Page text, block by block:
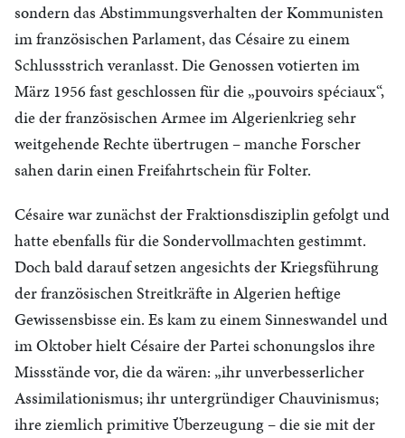
sondern das Abstimmungsverhalten der Kommunisten
im französischen Parlament, das Césaire zu einem
Schlussstrich veranlasst. Die Genossen votierten im
März 1956 fast geschlossen für die „pouvoirs spéciaux“,
die der französischen Armee im Algerienkrieg sehr
weitgehende Rechte übertrugen – manche Forscher
sahen darin einen Freifahrtschein für Folter.
Césaire war zunächst der Fraktionsdisziplin gefolgt und
hatte ebenfalls für die Sondervollmachten gestimmt.
Doch bald darauf setzen angesichts der Kriegsführung
der französischen Streitkräfte in Algerien heftige
Gewissensbisse ein. Es kam zu einem Sinneswandel und
im Oktober hielt Césaire der Partei schonungslos ihre
Missstände vor, die da wären: „ihr unverbesserlicher
Assimilationismus; ihr untergründiger Chauvinismus;
ihre ziemlich primitive Überzeugung – die sie mit der